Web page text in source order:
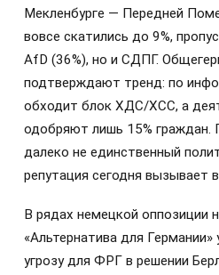
Мекленбурге — Передней
вовсе скатились до 9%,
AfD (36%), но и СДПГ.
подтверждают тренд: по
обходит блок ХДС/ХСС, а
одобряют лишь 15%
далеко не единственный
репутация сегодня вызывает
В рядах немецкой оппозиции
«Альтернатива для
угрозу для ФРГ в решении